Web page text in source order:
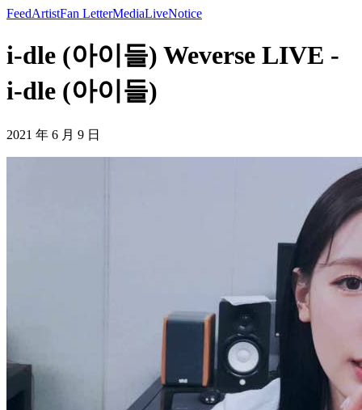
FeedArtistFan LetterMediaLiveNotice
i-dle (아이들) Weverse LIVE -
i-dle (아이들)
2021 年 6 月 9 日